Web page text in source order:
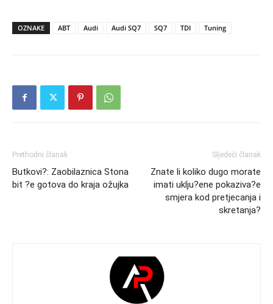
OZNAKE ABT Audi Audi SQ7 SQ7 TDI Tuning
Prethodni članak
Butkovi?: Zaobilaznica Stona
bit ?e gotova do kraja ožujka
Sljedeći članak
Znate li koliko dugo morate
imati uklju?ene pokaziva?e
smjera kod pretjecanja i
skretanja?